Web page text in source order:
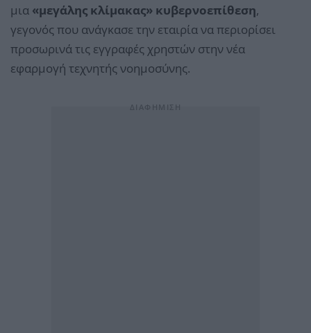
μια «μεγάλης κλίμακας» κυβερνοεπίθεση,
γεγονός που ανάγκασε την εταιρία να περιορίσει
προσωρινά τις εγγραφές χρηστών στην νέα
εφαρμογή τεχνητής νοημοσύνης.